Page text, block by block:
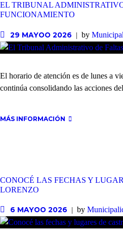
EL TRIBUNAL
FUNCIONAMIENTO
29 MAYOO 2026 by
El horario de atención es de lunes a
continúa consolidando las acciones
MÁS INFORMACIÓN
CONOCÉ LAS FECHAS Y
LORENZO
6 MAYOO 2026 by